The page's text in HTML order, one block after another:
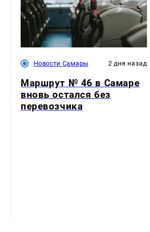
Новости Самары 2 дня назад
Маршрут № 46 в Самаре
вновь остался без
перевозчика